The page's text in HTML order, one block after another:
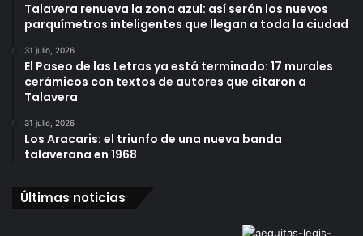
Talavera renueva la zona azul: así serán los nuevos
parquímetros inteligentes que llegan a toda la ciudad
31 julio, 2026
El Paseo de las Letras ya está terminado: 17 murales
cerámicos con textos de autores que citaron a
Talavera
31 julio, 2026
Los Aracaris: el triunfo de una nueva banda
talaverana en 1968
Últimas noticias